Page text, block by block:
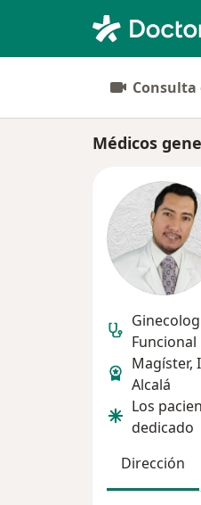
Médicos
Funcional
Magíster,
Alcalá
Los
dedicado
Dirección